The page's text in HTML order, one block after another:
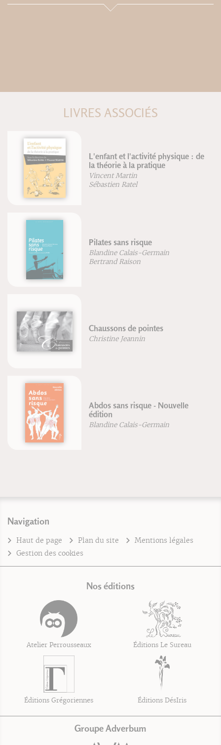
LIVRES ASSOCIÉS
et l'activité physique : de
à la pratique
Martin
Ratel
sans risque
Calais-Germain
Raison
de pointes
Jeannin
sans risque - Nouvelle
Calais-Germain
Navigation
Haut de page Plan du site
Mentions légales
Gestion des cookies
Nos éditions
Atelier Perrousseaux Éditions Le Sureau
Éditions Grégoriennes Éditions DésIris
Groupe Adverbum